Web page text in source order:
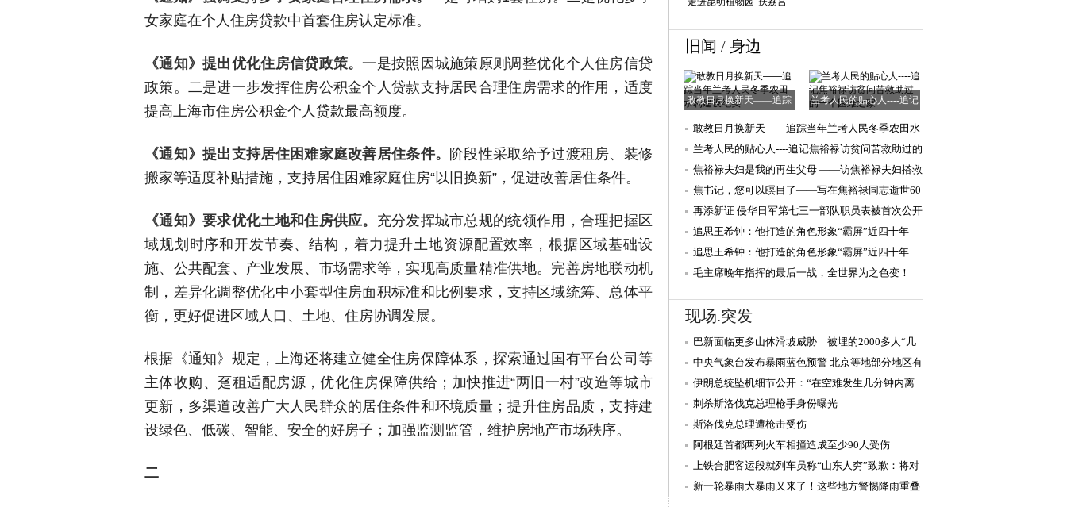
女家庭在个人住房贷款中首套住房认定标准。
《通知》提出优化住房信贷政策。一是按照因城施策原则调整优化个人住房信贷
政策。二是进一步发挥住房公积金个人贷款支持居民合理住房需求的作用，适度
提高上海市住房公积金个人贷款最高额度。
《通知》提出支持居住困难家庭改善居住条件。
阶段性采取给予过渡租房、装修
搬家等适度补贴措施，支持居住困难家庭住房“以旧换新”，促进改善居住条件。
《通知》要求优化土地和住房供应。 充分发挥城市总规的统领作用，合理把握区
域规划时序和开发节奏、结构，着力提升土地资源配置效率，根据区域基础设
施、公共配套、产业发展、市场需求等，实现高质量精准供地。完善房地联动机
制，差异化调整优化中小套型住房面积标准和比例要求，支持区域统筹、总体平
衡，更好促进区域人口、土地、住房协调发展。
根据《通知》规定，上海还将建立健全住房保障体系，探索通过国有平台公司等
主体收购、趸租适配房源，优化住房保障供给；加快推进“两旧一村”改造等城市
更新，多渠道改善广大人民群众的居住条件和环境质量；提升住房品质，支持建
设绿色、低碳、智能、安全的好房子；加强监测监管，维护房地产市场秩序。
二
旧闻 / 身边
敢教日月换新天——追踪
兰考人民的贴心人----追记
敢教日月换新天——追踪当年兰考人民冬季农田水
利建设纪实
兰考人民的贴心人----追记焦裕禄访贫问苦救助过的
一个困难之家
焦裕禄夫妇是我的再生父母 ——访焦裕禄夫妇搭救
和关爱过的养
焦书记，您可以瞑目了——写在焦裕禄同志逝世60
周年之际
再添新证 侵华日军第七三一部队职员表被首次公开
追思王希钟：他打造的角色形象“霸屏”近四十年
追思王希钟：他打造的角色形象“霸屏”近四十年
毛主席晚年指挥的最后一战，全世界为之色变！
现场.突发
巴新面临更多山体滑坡威胁 被埋的2000多人“几
无生还可能”
中央气象台发布暴雨蓝色预警 北京等地部分地区有
大到暴雨
伊朗总统坠机细节公开：“在空难发生几分钟内离
世”
刺杀斯洛伐克总理枪手身份曝光
斯洛伐克总理遭枪击受伤
阿根廷首都两列火车相撞造成至少90人受伤
上铁合肥客运段就列车员称“山东人穷”致歉：将对
其依规处理
新一轮暴雨大暴雨又来了！这些地方警惕降雨重叠